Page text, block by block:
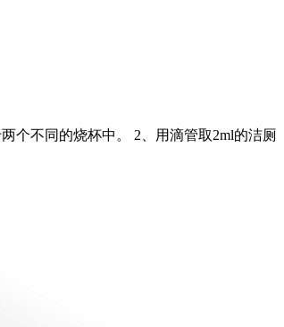
个不同的烧杯中。 2、用滴管取2ml的洁厕